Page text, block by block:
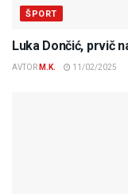
ŠPORT
Luka Dončić, prvič
AVTOR M.K. 11/02/2025